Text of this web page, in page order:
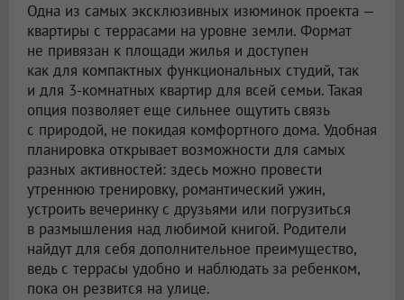
Одна из самых эксклюзивных изюминок проекта —
квартиры с террасами на уровне земли. Формат
не привязан к площади жилья и доступен
как для компактных функциональных студий, так
и для 3-комнатных квартир для всей семьи. Такая
опция позволяет еще сильнее ощутить связь
с природой, не покидая комфортного дома. Удобная
планировка открывает возможности для самых
разных активностей: здесь можно провести
утреннюю тренировку, романтический ужин,
устроить вечеринку с друзьями или погрузиться
в размышления над любимой книгой. Родители
найдут для себя дополнительное преимущество,
ведь с террасы удобно и наблюдать за ребенком,
пока он резвится на улице.